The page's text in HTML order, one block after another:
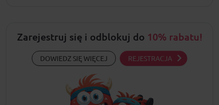
Zarejestruj się i odblokuj do 10% rabatu!
DOWIEDZ SIĘ WIĘCEJ REJESTRACJA